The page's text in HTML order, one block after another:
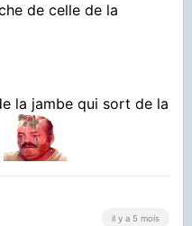
de celle de la
la jambe qui sort de la
il y a 5 mois